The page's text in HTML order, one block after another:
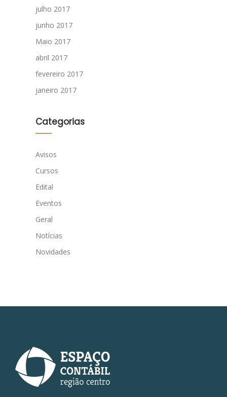
julho 2017
junho 2017
Maio 2017
abril 2017
fevereiro 2017
janeiro 2017
Categorias
Avisos
Cursos
Edital
Eventos
Geral
Notícias
Novidades